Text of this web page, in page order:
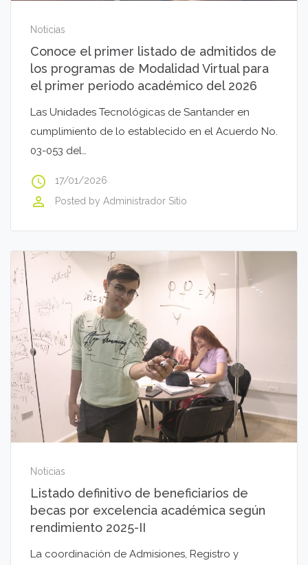
Noticias
Conoce el primer listado de admitidos de
los programas de Modalidad Virtual para
el primer periodo académico del 2026
Las Unidades Tecnológicas de Santander en
cumplimiento de lo establecido en el Acuerdo No.
03-053 del…
access_time 17/01/2026
perm_identity Posted by Administrador Sitio
Noticias
Listado definitivo de beneficiarios de
becas por excelencia académica según
rendimiento 2025-II
La coordinación de Admisiones, Registro y